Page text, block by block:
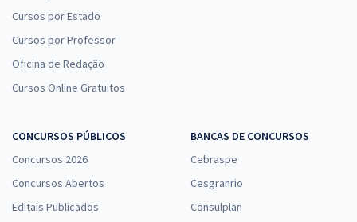
Cursos por Estado
Cursos por Professor
Oficina de Redação
Cursos Online Gratuitos
CONCURSOS PÚBLICOS
Concursos 2026
Concursos Abertos
Editais Publicados
BANCAS DE CONCURSOS
Cebraspe
Cesgranrio
Consulplan